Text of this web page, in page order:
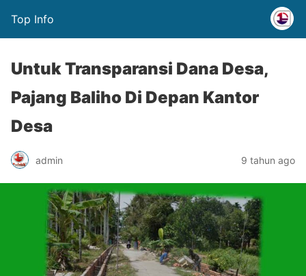
Top Info
Untuk Transparansi Dana Desa,
Pajang Baliho Di Depan Kantor
Desa
admin 9 tahun ago